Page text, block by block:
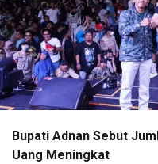
Bupati Adnan Sebut
Uang Meningkat